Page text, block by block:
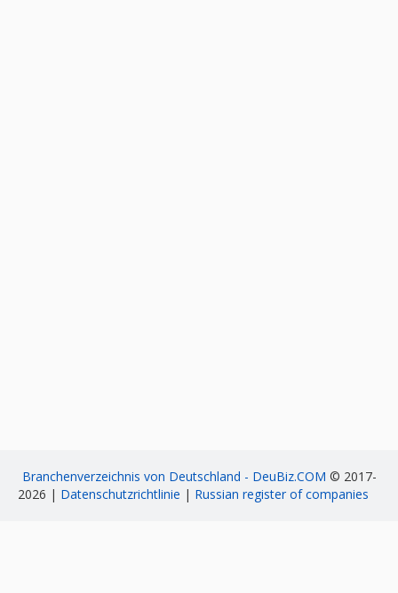
Branchenverzeichnis von Deutschland - DeuBiz.COM © 2017-
2026 | Datenschutzrichtlinie | Russian register of companies